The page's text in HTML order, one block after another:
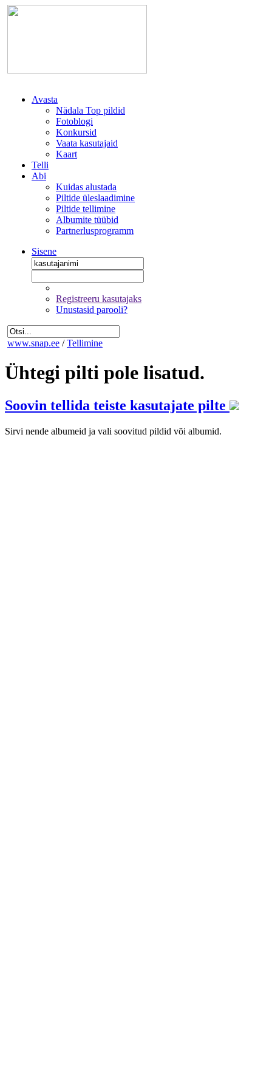
Avasta
Nädala Top pildid
Fotoblogi
Konkursid
Vaata kasutajaid
Kaart
Telli
Abi
Kuidas alustada
Piltide üleslaadimine
Piltide tellimine
Albumite tüübid
Partnerlusprogramm
Sisene
Registreeru kasutajaks
Unustasid parooli?
www.snap.ee / Tellimine
Ühtegi pilti pole lisatud.
Soovin tellida teiste kasutajate pilte
Sirvi nende albumeid ja vali soovitud pildid või albumid.